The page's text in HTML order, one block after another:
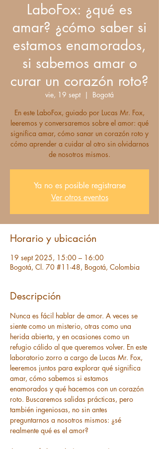
LaboFox: ¿qué es
amar? ¿cómo saber si
estamos enamorados,
si sabemos amar o
curar un corazón roto?
vie, 19 sept
  |
Bogotá
En este LaboFox, guiado por Lucas Mr. Fox,
leeremos y conversaremos sobre el amor: qué
significa amar, cómo sanar un corazón roto y
cómo aprender a cuidar al otro sin olvidarnos
de nosotros mismos.
Ya no es posible registrarse
Ver otros eventos
Horario y ubicación
19 sept 2025, 15:00 – 16:00
Bogotá, Cl. 70 #11-48, Bogotá, Colombia
Descripción
Nunca es fácil hablar de amor. A veces se
siente como un misterio, otras como una
herida abierta, y en ocasiones como un
refugio cálido al que queremos volver. En este
laboratorio zorro a cargo de Lucas Mr. Fox,
leeremos juntos para explorar qué significa
amar, cómo sabemos si estamos
enamorados y qué hacemos con un corazón
roto. Buscaremos salidas prácticas, pero
también ingeniosas, no sin antes
preguntarnos a nosotros mismos: ¿sé
realmente qué es el amor?